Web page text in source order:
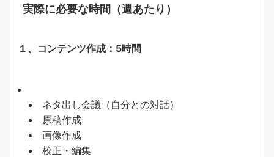
実際に必要な時間（週あたり）
１、コンテンツ作成： 5時間
ネタ出し会議（自分との対話）
原稿作成
画像作成
校正・編集